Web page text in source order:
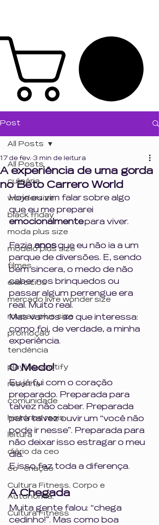
Post
All Posts
culinária
wondersize
black friday
moda plus size
modelo plus size
filmes
exercícios
mercado livre wonder size
roupas plus size
promoção
tendência
playlist spotify
resenha
comunidade
histórias reais
leitura
diário da ceo
co -criação
Cultura Fitness, Corpo e
Autonomia,
Cultura Fitness
All Posts
A experiência de uma gorda
no Beto Carrero World
17 de fev. 3 min de leitura
Hoje eu vim falar sobre algo
que eu me preparei
emocionalmente para viver.
Fazia anos que eu não ia a um
parque de diversões. E, sendo
bem sincera, o medo de não
caber nos brinquedos ou
passar algum perrengue era
real. Muito real.
Mas vamos ao que interessa:
como foi, de verdade, a minha
experiência.
O Medo!
Eu já fui com o coração
preparado. Preparada para
talvez não caber. Preparada
para talvez ouvir um “você não
pode ir nesse”. Preparada para
não deixar isso estragar o meu
dia.
E isso fez toda a diferença.
A Chegada
Muita gente falou: “chega
cedinho!”. Mas como boa